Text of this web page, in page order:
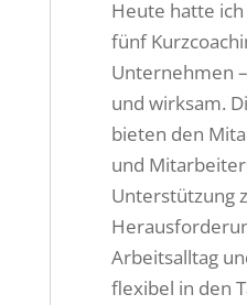
Heute hatte
fünf
Unternehmen
und wirksam.
bieten den
und
Unterstützung
Arbeitsalltag
flexibel in den